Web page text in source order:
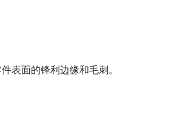
表面的锋利边缘和毛刺。